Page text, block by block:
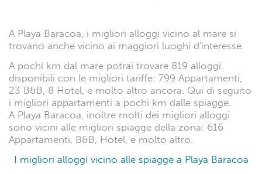
A Playa Baracoa, i migliori alloggi vicino al mare si
trovano anche vicino ai maggiori luoghi d'interesse.
A pochi km dal mare potrai trovare 819 alloggi
disponibili con le migliori tariffe: 799 Appartamenti,
23 B&B, 8 Hotel, e molto altro ancora. Qui di seguito
i migliori appartamenti a pochi km dalle spiagge.
A Playa Baracoa, inoltre molti dei migliori alloggi
sono vicini alle migliori spiagge della zona: 616
Appartamenti, B&B, Hotel, e molto altro.
I migliori alloggi vicino alle spiagge a Playa Baracoa